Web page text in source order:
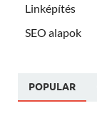
Linképítés
SEO alapok
POPULAR